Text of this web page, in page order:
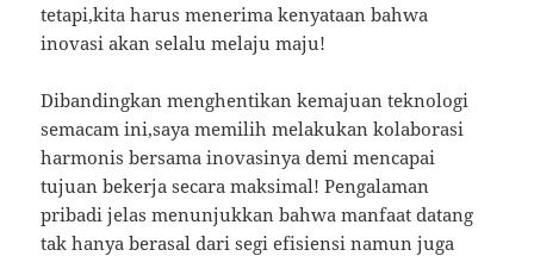
tetapi,kita harus menerima kenyataan bahwa
inovasi akan selalu melaju maju!
Dibandingkan menghentikan kemajuan teknologi
semacam ini,saya memilih melakukan kolaborasi
harmonis bersama inovasinya demi mencapai
tujuan bekerja secara maksimal! Pengalaman
pribadi jelas menunjukkan bahwa manfaat datang
tak hanya berasal dari segi efisiensi namun juga